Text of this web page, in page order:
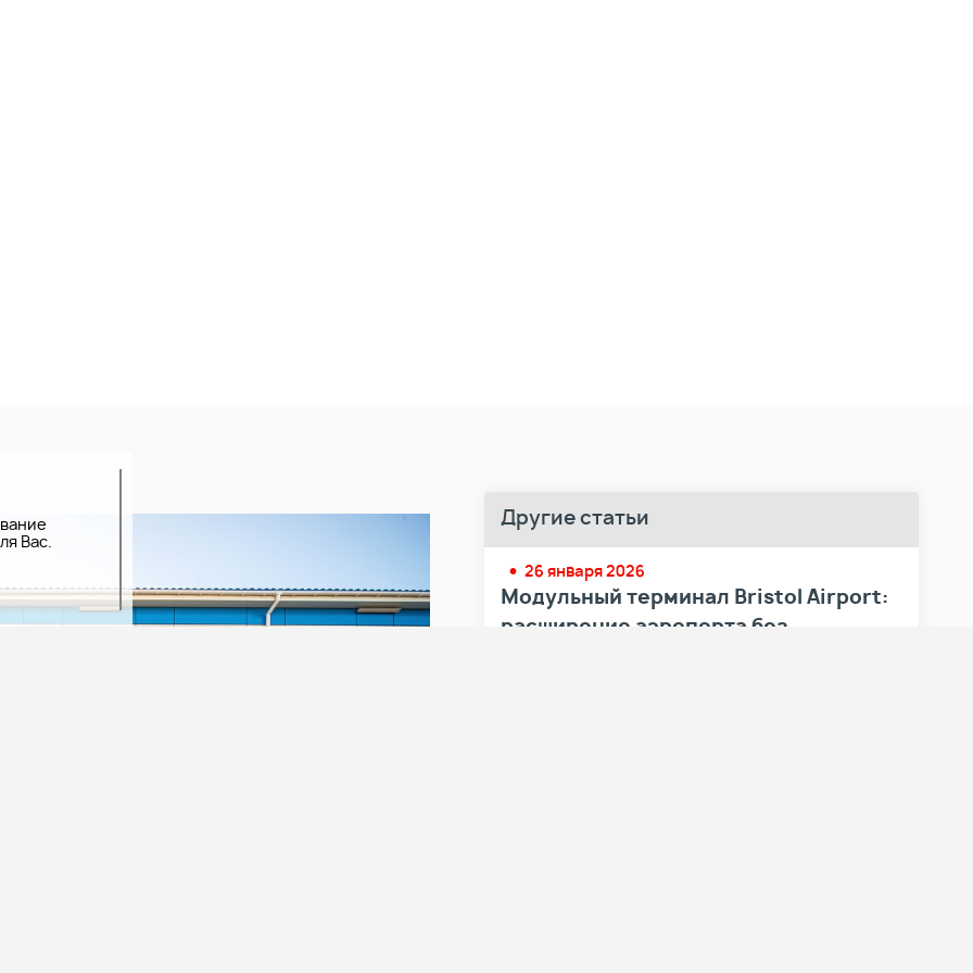
Другие статьи
26 января 2026
Модульный терминал Bristol Airport:
расширение аэропорта без
Вас.